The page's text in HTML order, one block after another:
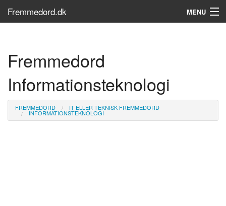
Fremmedord.dk MENU
Søg...
Find bøger
Fremmedord
Informationsteknologi
FREMMEDORD IT ELLER TEKNISK FREMMEDORD
INFORMATIONSTEKNOLOGI